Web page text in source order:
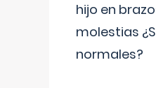
hijo en
molestias
normales?